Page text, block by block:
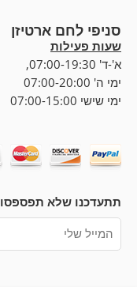
סניפי לחם ארטיזן
שעות פעילות
א'-ד' 07:00-19:30,
ימי ה' 07:00-20:00
ימי שישי 07:00-15:00
תתעדכנו שלא תפספסו